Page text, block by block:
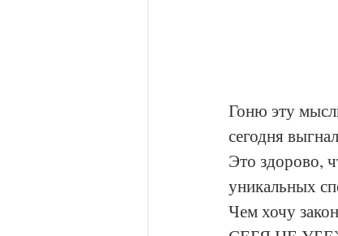
Гоню эту
сегодня
Это здорово,
уникальных
Чем хочу